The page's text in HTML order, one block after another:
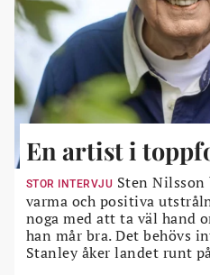
En artist i
STOR INTERVJU Sten
varma och positiva
noga med att ta väl hand
han mår bra. Det behövs
Stanley åker landet runt